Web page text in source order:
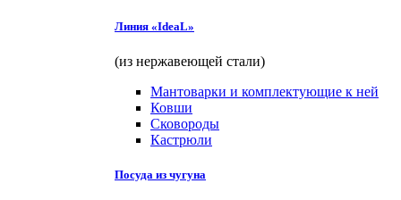
Линия «IdeaL»
(из нержавеющей стали)
Мантоварки и комплектующие к ней
Ковши
Сковороды
Кастрюли
Посуда из чугуна